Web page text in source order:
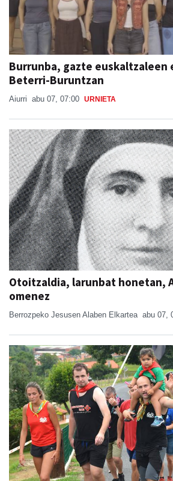
Burrunba, gazte euskaltzaleen
Beterri-Buruntzan
Aiurri abu 07, 07:00 URNIETA
Otoitzaldia, larunbat honetan,
omenez
Berrozpeko Jesusen Alaben Elkartea abu 07,